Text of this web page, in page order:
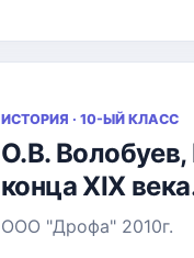
ИСТОРИЯ · 10-ЫЙ КЛАСС
О.В.
конца XIX
ООО "Дрофа" 2010г.